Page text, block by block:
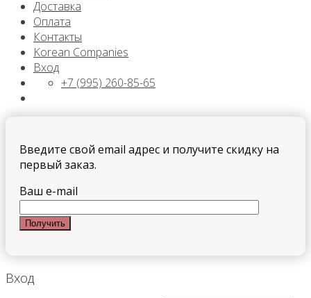
Доставка
Оплата
Контакты
Korean Companies
Вход
+7 (995) 260-85-65
Введите свой email адрес и получите скидку на
первый заказ.
Ваш e-mail
Вход